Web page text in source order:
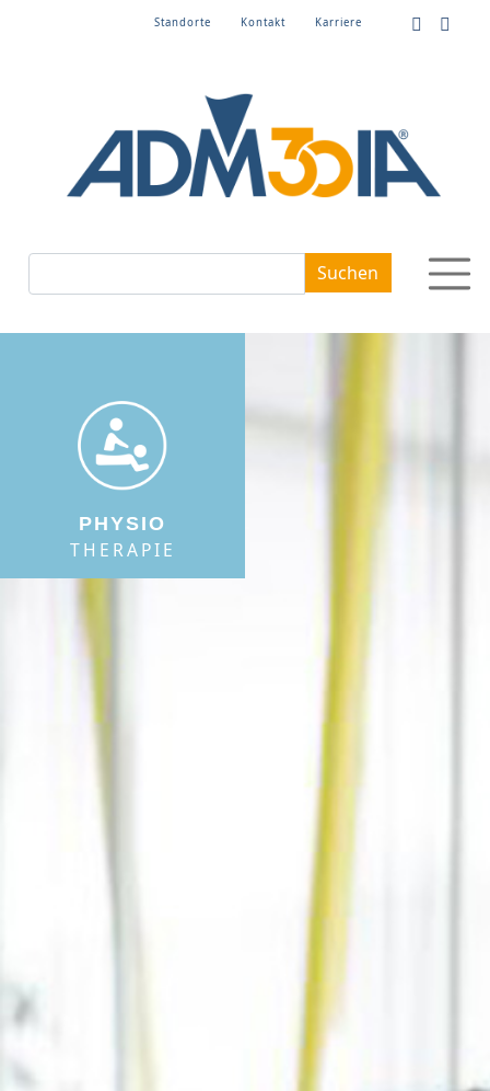
Karriere
Kontakt
Standorte
Suchen
PHYSIO
THERAPIE